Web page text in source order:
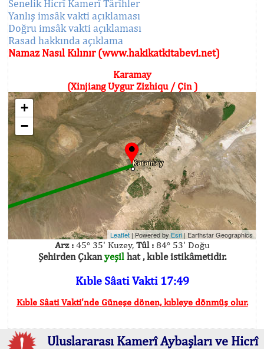
Senelik Hicrî Kamerî Târîhler
Yanlış imsâk vakti açıklaması
Doğru imsâk vakti açıklaması
Rasad hakkında açıklama
Namaz Nasıl Kılınır (www.hakikatkitabevi.net)
Karamay
(Xinjiang Uygur Zizhiqu / Çin )
+
−
Leaflet| Powered byEsri | Earthstar Geographics
Arz :45° 35' Kuzey, Tûl :84° 53' Doğu
Şehirden Çıkanyeşilhat , kıble istikâmetidir.
Kıble Sâati Vakti 17:49
Kıble Sâati Vakti'nde Güneşe dönen, kıbleye dönmüş olur.
Uluslararası Kamerî Aybaşları ve Hicrî